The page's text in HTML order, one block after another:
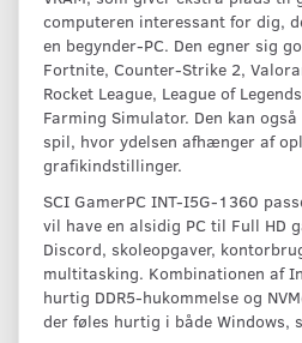
computeren interessant for dig,
en begynder-PC. Den egner sig
Fortnite, Counter-Strike 2,
Rocket League, League of
Farming Simulator. Den kan
spil, hvor ydelsen afhænger af
grafikindstillinger.
SCI GamerPC INT-I5G-1360
vil have en alsidig PC til Full HD
Discord, skoleopgaver,
multitasking. Kombinationen af
hurtig DDR5-hukommelse og
der føles hurtig i både Windows,